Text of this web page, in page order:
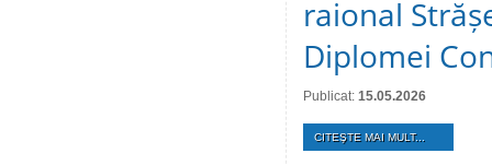
raional
Diplomei
Publicat: 15.05.2026
CITEŞTE MAI MULT...